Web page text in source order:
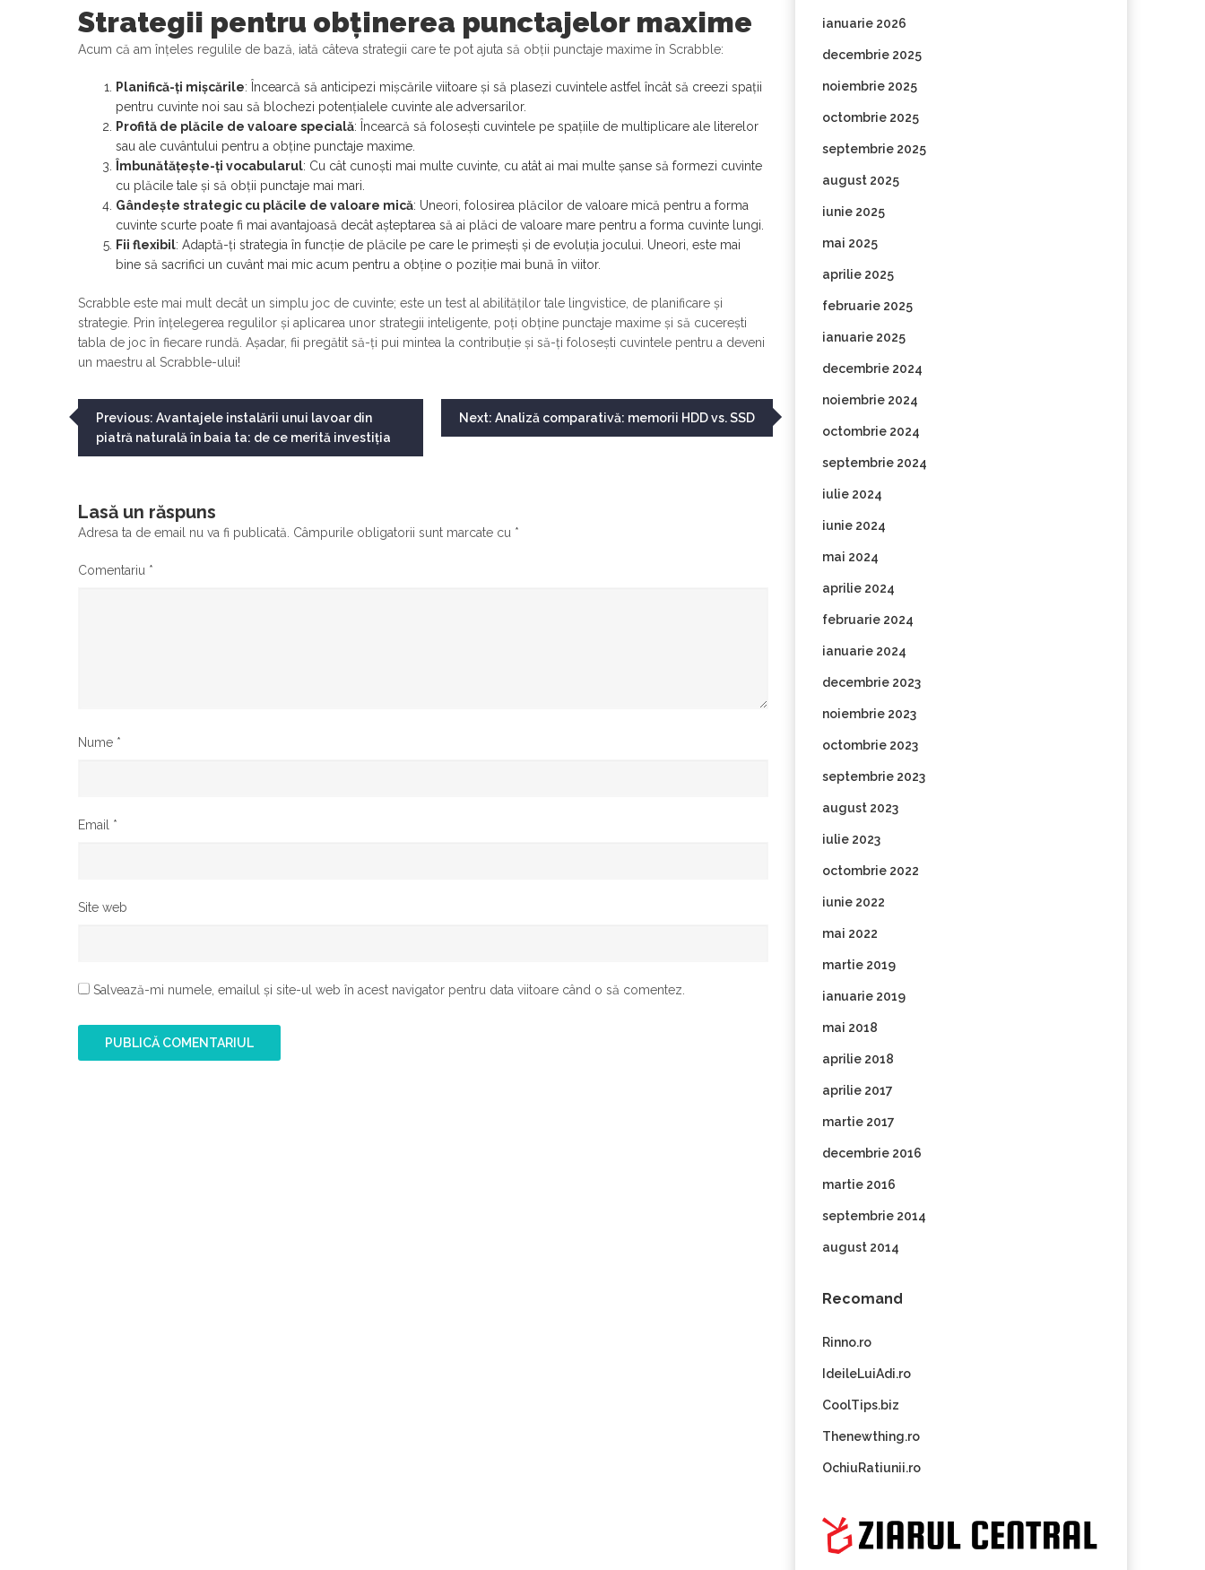
Strategii pentru obținerea punctajelor maxime
Acum că am înțeles regulile de bază, iată câteva strategii care te pot ajuta să obții punctaje maxime în Scrabble:
Planifică-ți mișcările: Încearcă să anticipezi mișcările viitoare și să plasezi cuvintele astfel încât să creezi spații
pentru cuvinte noi sau să blochezi potențialele cuvinte ale adversarilor.
Profită de plăcile de valoare specială: Încearcă să folosești cuvintele pe spațiile de multiplicare ale literelor
sau ale cuvântului pentru a obține punctaje maxime.
Îmbunătățește-ți vocabularul: Cu cât cunoști mai multe cuvinte, cu atât ai mai multe șanse să formezi cuvinte
cu plăcile tale și să obții punctaje mai mari.
Gândește strategic cu plăcile de valoare mică: Uneori, folosirea plăcilor de valoare mică pentru a forma
cuvinte scurte poate fi mai avantajoasă decât așteptarea să ai plăci de valoare mare pentru a forma cuvinte lungi.
Fii flexibil: Adaptă-ți strategia în funcție de plăcile pe care le primești și de evoluția jocului. Uneori, este mai
bine să sacrifici un cuvânt mai mic acum pentru a obține o poziție mai bună în viitor.
Scrabble este mai mult decât un simplu joc de cuvinte; este un test al abilităților tale lingvistice, de planificare și
strategie. Prin înțelegerea regulilor și aplicarea unor strategii inteligente, poți obține punctaje maxime și să cucerești
tabla de joc în fiecare rundă. Așadar, fii pregătit să-ți pui mintea la contribuție și să-ți folosești cuvintele pentru a deveni
un maestru al Scrabble-ului!
Navigare
în
Previous: Avantajele instalării unui lavoar din
piatră naturală în baia ta: de ce merită investiția
Next: Analiză comparativă: memorii HDD vs. SSD
Lasă un răspuns
Adresa ta de email nu va fi publicată. Câmpurile obligatorii sunt marcate cu *
Comentariu *
Nume *
Email *
Site web
Salvează-mi numele, emailul și site-ul web în acest navigator pentru data viitoare când o să comentez.
ianuarie 2026
decembrie 2025
noiembrie 2025
octombrie 2025
septembrie 2025
august 2025
iunie 2025
mai 2025
aprilie 2025
februarie 2025
ianuarie 2025
decembrie 2024
noiembrie 2024
octombrie 2024
septembrie 2024
iulie 2024
iunie 2024
mai 2024
aprilie 2024
februarie 2024
ianuarie 2024
decembrie 2023
noiembrie 2023
octombrie 2023
septembrie 2023
august 2023
iulie 2023
octombrie 2022
iunie 2022
mai 2022
martie 2019
ianuarie 2019
mai 2018
aprilie 2018
aprilie 2017
martie 2017
decembrie 2016
martie 2016
septembrie 2014
august 2014
Recomand
Rinno.ro
IdeileLuiAdi.ro
CoolTips.biz
Thenewthing.ro
OchiuRatiunii.ro